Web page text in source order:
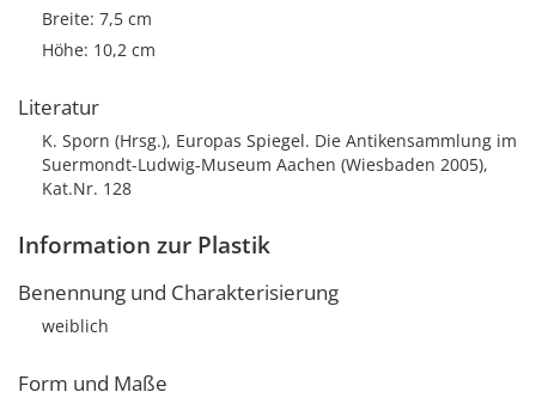
Breite: 7,5 cm
Höhe: 10,2 cm
Literatur
K. Sporn (Hrsg.), Europas Spiegel. Die Antikensammlung im
Suermondt-Ludwig-Museum Aachen (Wiesbaden 2005),
Kat.Nr. 128
Information zur Plastik
Benennung und Charakterisierung
weiblich
Form und Maße